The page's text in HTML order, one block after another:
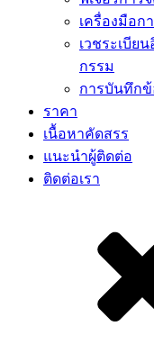
เครื่องมือก
เวชระเบีย
กรรม
การบันทึก
ราคา
เนื้อหาคัดสรร​
แนะนำผู้ติดต่อ
ติดต่อเรา